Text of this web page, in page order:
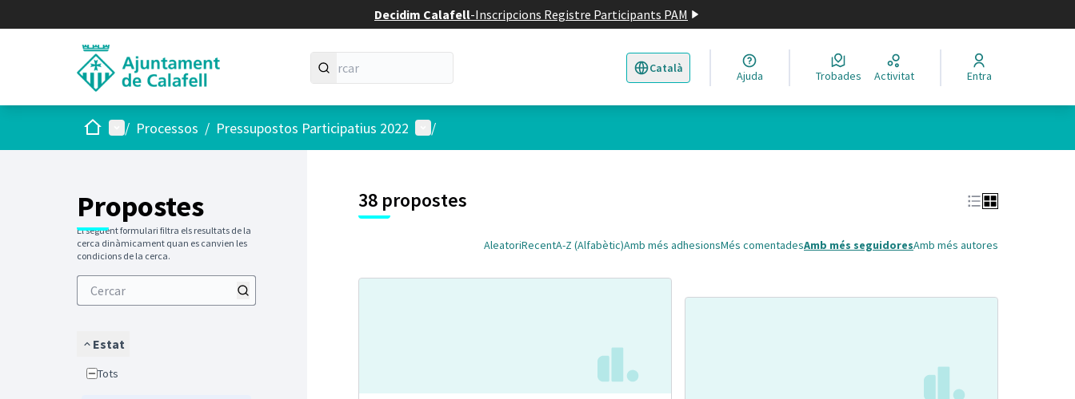
Decidim Calafell-Inscripcions Registre Participants PAM
Català
Triar la llengua Elegir el idioma
Ajuda Trobades Activitat Entra
Inici Menú principal
/ Processos / Pressupostos Participatius 2022 Menú d'usuari
/
Propostes
El següent formulari filtra els resultats de la
cerca dinàmicament quan es canvien les
condicions de la cerca.
Estat
Tots
38 propostes
AleatoriRecentA-Z (Alfabètic)Amb més adhesionsMés comentadesAmb més seguidoresAmb més autores